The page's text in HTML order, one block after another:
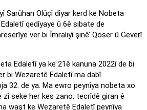
Sarûhan Olûçî dîyar kerd ke Nobeta
qedîyaye û 6ê sibate de
ver bi Îmraliyî şinê’ Qoser û Geverî
Edaletî ya ke 21ê kanuna 2022î de bi
bi Wezaretê Edaletî ma dabî
32. de ya. Ma ewro peynîya nobeta xo
zî seke her kes zano, tecrîdê giran ê
waşt ke Wezaretê Edaletî peynîya